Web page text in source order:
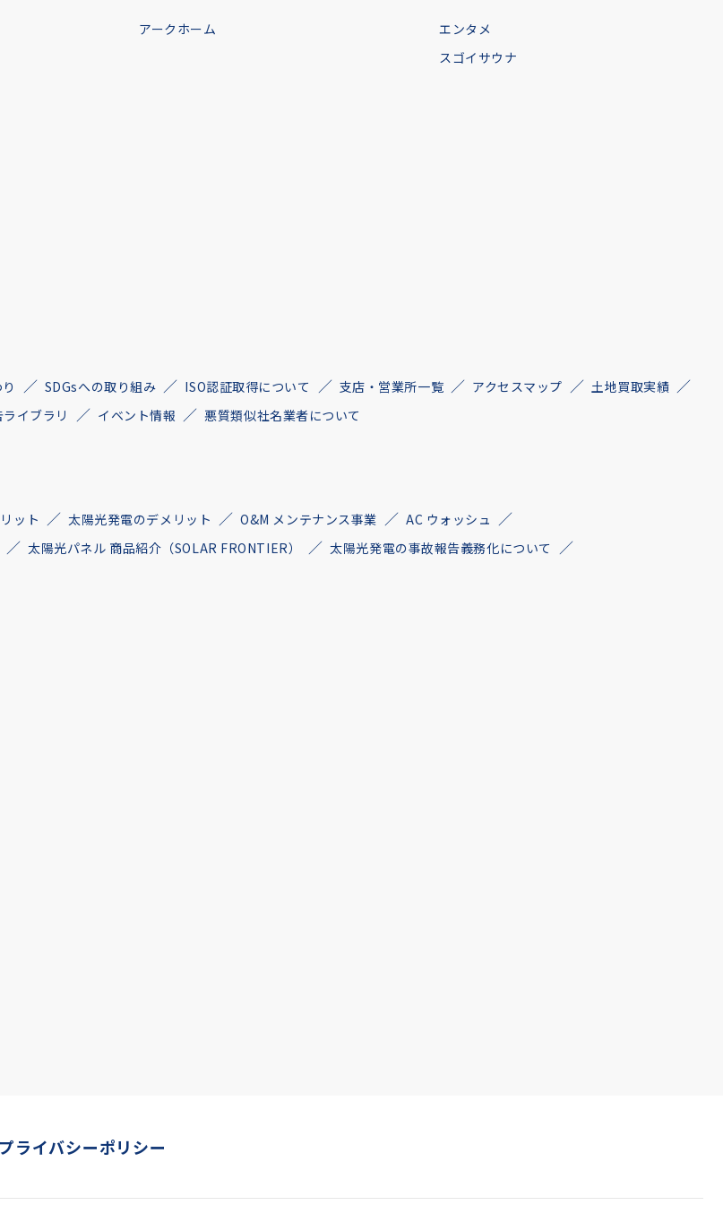
アークホーム
エンタメ
スゴイサウナ
SDGsへの取り組み ISO認証取得について 支店・営業所一覧 アクセスマップ
土地買取実績
イブラリ イベント情報 悪質類似社名業者について
ット 太陽光発電のデメリット O&M メンテナンス事業
AC ウォッシュ
太陽光パネル 商品紹介（SOLAR FRONTIER）
太陽光発電の事故報告義務化について
プライバシーポリシー